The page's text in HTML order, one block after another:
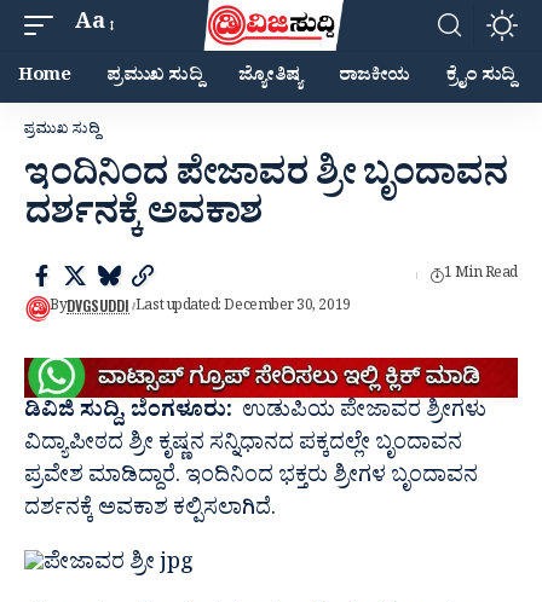
Aa
Home ಪ್ರಮುಖ ಸುದ್ದಿ ಜ್ಯೋತಿಷ್ಯ ರಾಜಕೀಯ ಕ್ರೈಂ ಸುದ್ದಿ
ಪ್ರಮುಖ ಸುದ್ದಿ
ಇಂದಿನಿಂದ ಪೇಜಾವರ ಶ್ರೀ ಬೃಂದಾವನ
ದರ್ಶನಕ್ಕೆ ಅವಕಾಶ
ByDVGSUDDI Last updated: December 30, 2019
1 Min Read
ಡಿವಿಜಿ ಸುದ್ದಿ, ಬೆಂಗಳೂರು: ಉಡುಪಿಯ ಪೇಜಾವರ ಶ್ರೀಗಳು
ವಿದ್ಯಾಪೀಠದ ಶ್ರೀ ಕೃಷ್ಣನ ಸನ್ನಿಧಾನದ ಪಕ್ಕದಲ್ಲೇ ಬೃಂದಾವನ
ಪ್ರವೇಶ ಮಾಡಿದ್ದಾರೆ. ಇಂದಿನಿಂದ ಭಕ್ತರು ಶ್ರೀಗಳ ಬೃಂದಾವನ
ದರ್ಶನಕ್ಕೆ ಅವಕಾಶ ಕಲ್ಪಿಸಲಾಗಿದೆ.